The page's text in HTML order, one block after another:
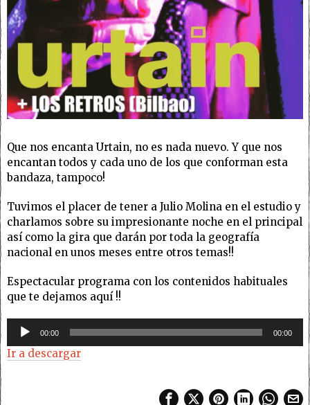
Que nos encanta Urtain, no es nada nuevo. Y que nos
encantan todos y cada uno de los que conforman esta
bandaza, tampoco!
Tuvimos el placer de tener a Julio Molina en el estudio y
charlamos sobre su impresionante noche en el principal
así como la gira que darán por toda la geografía
nacional en unos meses entre otros temas!!
Espectacular programa con los contenidos habituales
que te dejamos aquí !!
Reproductor
audio
00:00 00:00
Ir a descargar